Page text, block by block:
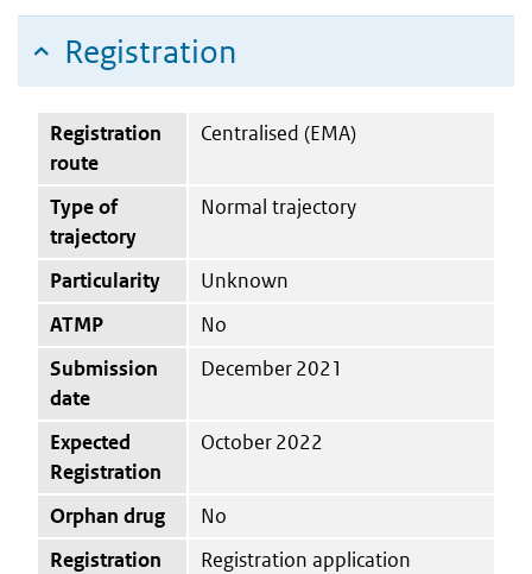
Registration
Registration
route
Centralised (EMA)
Type of
trajectory
Normal trajectory
Particularity
Unknown
ATMP
No
Submission
date
December 2021
Expected
Registration
October 2022
Orphan drug
No
Registration
Registration application